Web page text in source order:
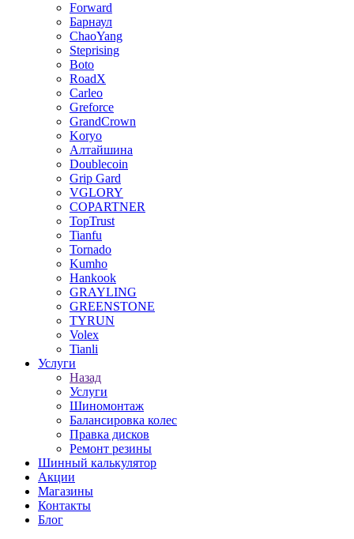
Forward
Барнаул
ChaoYang
Steprising
Boto
RoadX
Carleo
Greforce
GrandCrown
Koryo
Алтайшина
Doublecoin
Grip Gard
VGLORY
COPARTNER
TopTrust
Tianfu
Tornado
Kumho
Hankook
GRAYLING
GREENSTONE
TYRUN
Volex
Tianli
Услуги
Назад
Услуги
Шиномонтаж
Балансировка колес
Правка дисков
Ремонт резины
Шинный калькулятор
Акции
Магазины
Контакты
Блог